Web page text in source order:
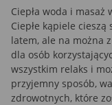
Ciepła woda i masaż
Ciepłe kąpiele
latem, ale na można
dla osób
wszystkim relaks i
przyjemny sposób,
zdrowotnych, które